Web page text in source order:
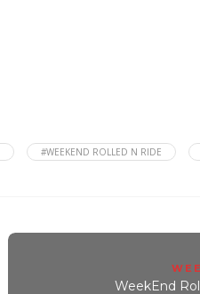
#WEEKEND ROLLED N RIDE
WeekEnd